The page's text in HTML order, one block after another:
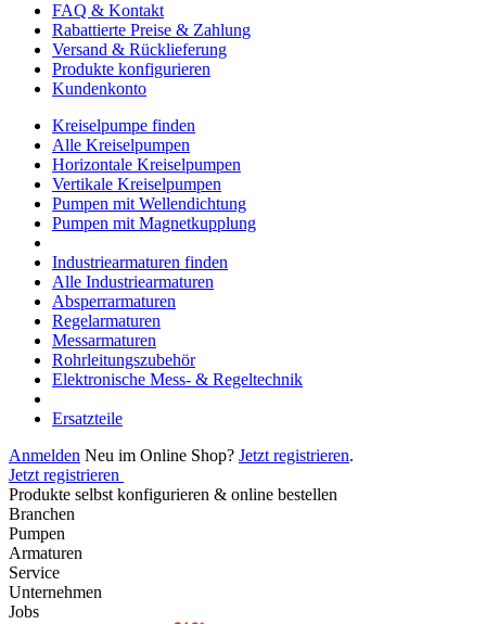
FAQ & Kontakt
Rabattierte Preise & Zahlung
Versand & Rücklieferung
Produkte konfigurieren
Kundenkonto
Kreiselpumpe finden
Alle Kreiselpumpen
Horizontale Kreiselpumpen
Vertikale Kreiselpumpen
Pumpen mit Wellendichtung
Pumpen mit Magnetkupplung
Industriearmaturen finden
Alle Industriearmaturen
Absperrarmaturen
Regelarmaturen
Messarmaturen
Rohrleitungszubehör
Elektronische Mess- & Regeltechnik
Ersatzteile
Anmelden Neu im Online Shop? Jetzt registrieren.
Jetzt registrieren
Produkte selbst konfigurieren & online bestellen
Branchen
Pumpen
Armaturen
Service
Unternehmen
Jobs